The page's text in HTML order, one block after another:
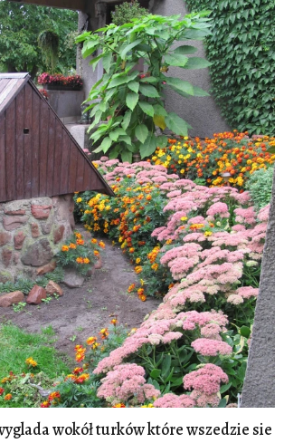
wokół turków które wszedzie sie